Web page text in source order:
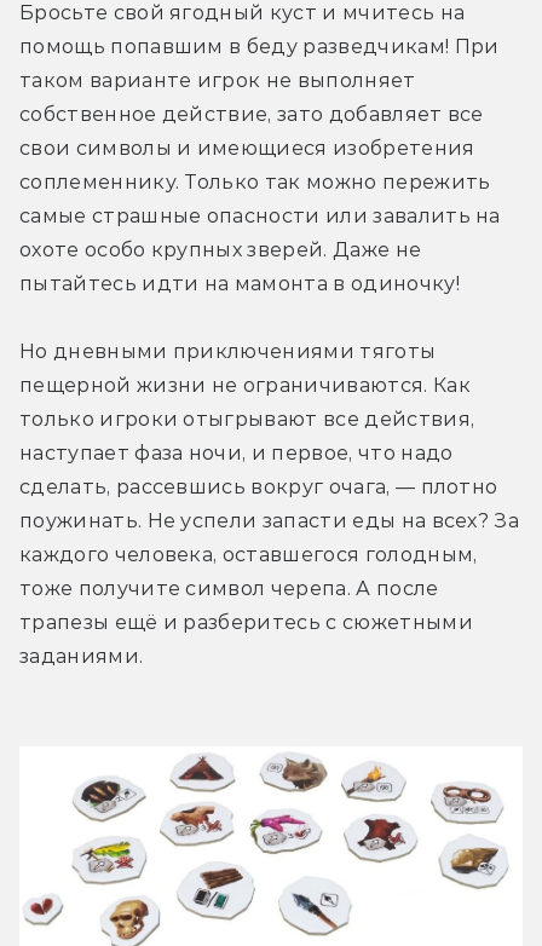
Бросьте свой ягодный куст и мчитесь на
помощь попавшим в беду разведчикам! При
таком варианте игрок не выполняет
собственное действие, зато добавляет все
свои символы и имеющиеся изобретения
соплеменнику. Только так можно пережить
самые страшные опасности или завалить на
охоте особо крупных зверей. Даже не
пытайтесь идти на мамонта в одиночку!
Но дневными приключениями тяготы
пещерной жизни не ограничиваются. Как
только игроки отыгрывают все действия,
наступает фаза ночи, и первое, что надо
сделать, рассевшись вокруг очага, — плотно
поужинать. Не успели запасти еды на всех? За
каждого человека, оставшегося голодным,
тоже получите символ черепа. А после
трапезы ещё и разберитесь с сюжетными
заданиями.